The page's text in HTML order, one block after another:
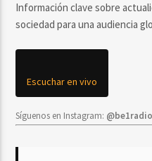
Información clave sobre
sociedad para una audiencia
Escuchar en vivo
Síguenos en Instagram: @be1radio